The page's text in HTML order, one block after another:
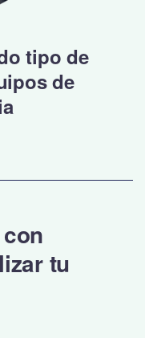
tipo de
de
tu